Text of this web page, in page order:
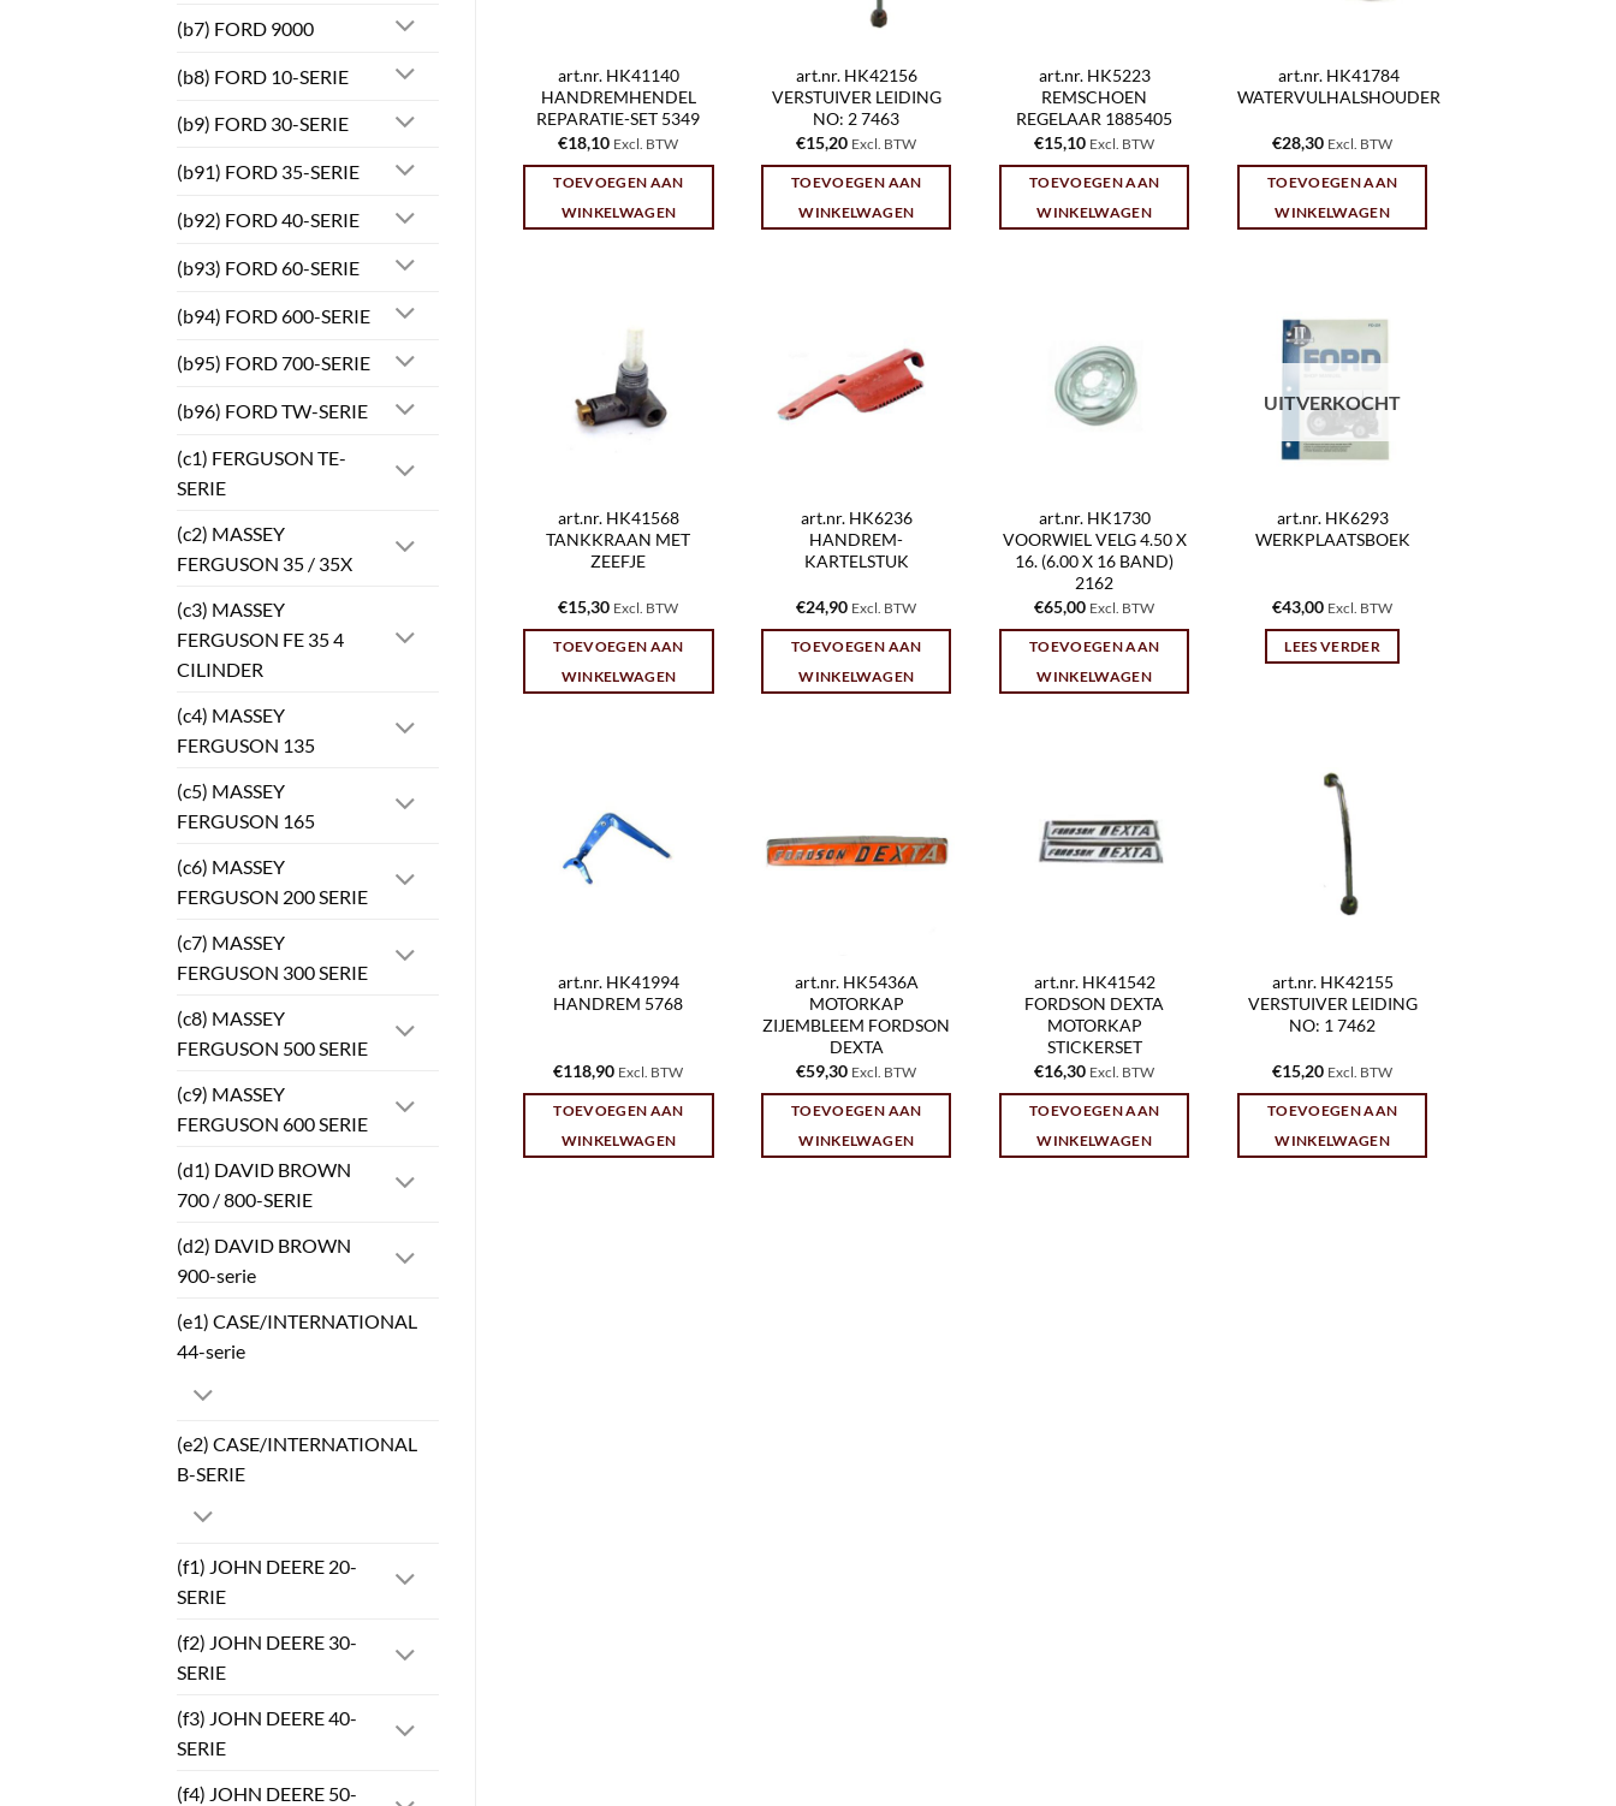
(b7) FORD 9000
(b8) FORD 10-SERIE
(b9) FORD 30-SERIE
(b91) FORD 35-SERIE
(b92) FORD 40-SERIE
(b93) FORD 60-SERIE
(b94) FORD 600-SERIE
(b95) FORD 700-SERIE
(b96) FORD TW-SERIE
(c1) FERGUSON TE-
SERIE
(c2) MASSEY
FERGUSON 35 / 35X
(c3) MASSEY
FERGUSON FE 35 4
CILINDER
(c4) MASSEY
FERGUSON 135
(c5) MASSEY
FERGUSON 165
(c6) MASSEY
FERGUSON 200 SERIE
(c7) MASSEY
FERGUSON 300 SERIE
(c8) MASSEY
FERGUSON 500 SERIE
(c9) MASSEY
FERGUSON 600 SERIE
(d1) DAVID BROWN
700 / 800-SERIE
(d2) DAVID BROWN
900-serie
(e1) CASE/INTERNATIONAL
44-serie
(e2) CASE/INTERNATIONAL
B-SERIE
(f1) JOHN DEERE 20-
SERIE
(f2) JOHN DEERE 30-
SERIE
(f3) JOHN DEERE 40-
SERIE
(f4) JOHN DEERE 50-
art.nr. HK41140
HANDREMHENDEL
REPARATIE-SET 5349
€18,10 Excl. BTW
TOEVOEGEN AAN
WINKELWAGEN
art.nr. HK42156
VERSTUIVER LEIDING
NO: 2 7463
€15,20 Excl. BTW
TOEVOEGEN AAN
WINKELWAGEN
art.nr. HK5223
REMSCHOEN
REGELAAR 1885405
€15,10 Excl. BTW
TOEVOEGEN AAN
WINKELWAGEN
art.nr. HK41784
WATERVULHALSHOUDER
€28,30 Excl. BTW
TOEVOEGEN AAN
WINKELWAGEN
art.nr. HK41568
TANKKRAAN MET
ZEEFJE
€15,30 Excl. BTW
TOEVOEGEN AAN
WINKELWAGEN
art.nr. HK6236
HANDREM-
KARTELSTUK
€24,90 Excl. BTW
TOEVOEGEN AAN
WINKELWAGEN
art.nr. HK1730
VOORWIEL VELG 4.50 X
16. (6.00 X 16 BAND)
2162
€65,00 Excl. BTW
TOEVOEGEN AAN
WINKELWAGEN
UITVERKOCHT
art.nr. HK6293
WERKPLAATSBOEK
€43,00 Excl. BTW
LEES VERDER
art.nr. HK41994
HANDREM 5768
€118,90 Excl. BTW
TOEVOEGEN AAN
WINKELWAGEN
art.nr. HK5436A
MOTORKAP
ZIJEMBLEEM FORDSON
DEXTA
€59,30 Excl. BTW
TOEVOEGEN AAN
WINKELWAGEN
art.nr. HK41542
FORDSON DEXTA
MOTORKAP
STICKERSET
€16,30 Excl. BTW
TOEVOEGEN AAN
WINKELWAGEN
art.nr. HK42155
VERSTUIVER LEIDING
NO: 1 7462
€15,20 Excl. BTW
TOEVOEGEN AAN
WINKELWAGEN